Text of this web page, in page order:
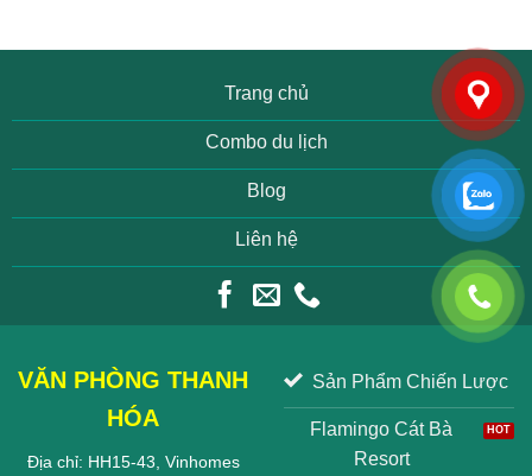
Trang chủ
Combo du lịch
Blog
Liên hệ
VĂN PHÒNG THANH
HÓA
Địa chỉ: HH15-43, Vinhomes
Sản Phẩm Chiến Lược
Flamingo Cát Bà
Resort